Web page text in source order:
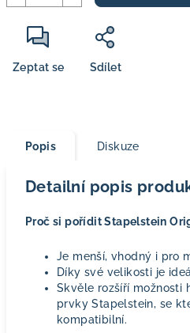
Zeptat se Sdílet
Popis Diskuze
Detailní popis
Proč si pořídit Stapelstein
Je menší, vhodný i pro
Díky své velikosti je
Skvěle rozšíří možnosti
prvkyStapelstein, se
kompatibilní.